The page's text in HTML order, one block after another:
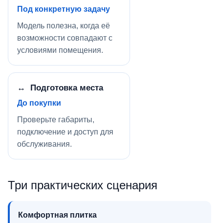
Под конкретную задачу
Модель полезна, когда её
возможности совпадают с
условиями помещения.
↔ Подготовка места
До покупки
Проверьте габариты,
подключение и доступ для
обслуживания.
Три практических сценария
Комфортная плитка